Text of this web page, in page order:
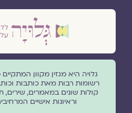
גלויה היא מגזין מקוון
רשומות רבות מאת כותבות
קולות שונים במאמרים, שירים,
וראיונות אישיים